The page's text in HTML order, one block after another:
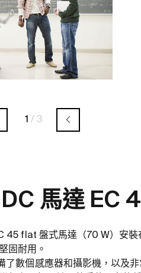
1 / 3
馬達 EC
45 flat 盤式馬達（70 W）安
固耐用。
了數個感應器和攝影機，以及